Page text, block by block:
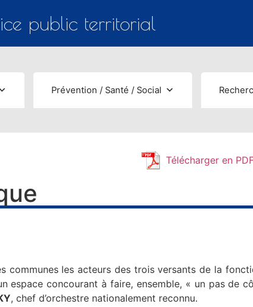
public territorial
Prévention / Santé / Social
Télécharger en
communes les acteurs des trois versants de la
espace concourant à faire, ensemble, « un pas de
, chef d’orchestre nationalement reconnu.